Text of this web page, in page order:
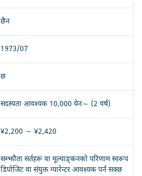
छैन
1973/07
छ
सदस्यता आवश्यक 10,000 येन～ (2 वर्ष)
¥2,200 ～ ¥2,420
सम्झौता सर्तहरू वा मूल्याङ्कनको परिणाम स्वरूप
डिपोजिट वा संयुक्त ग्यारेन्टर आवश्यक पर्न सक्छ